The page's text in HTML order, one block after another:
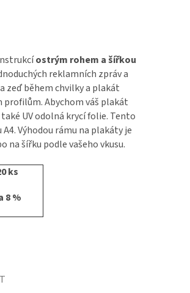
ostrým rohem a šířkou
reklamních zpráv a
zeď během chvilky a plakát
Abychom váš plakát
UV odolná krycí folie. Tento
Výhodou rámu na plakáty je
na šířku podle vašeho vkusu.
ks
8 %